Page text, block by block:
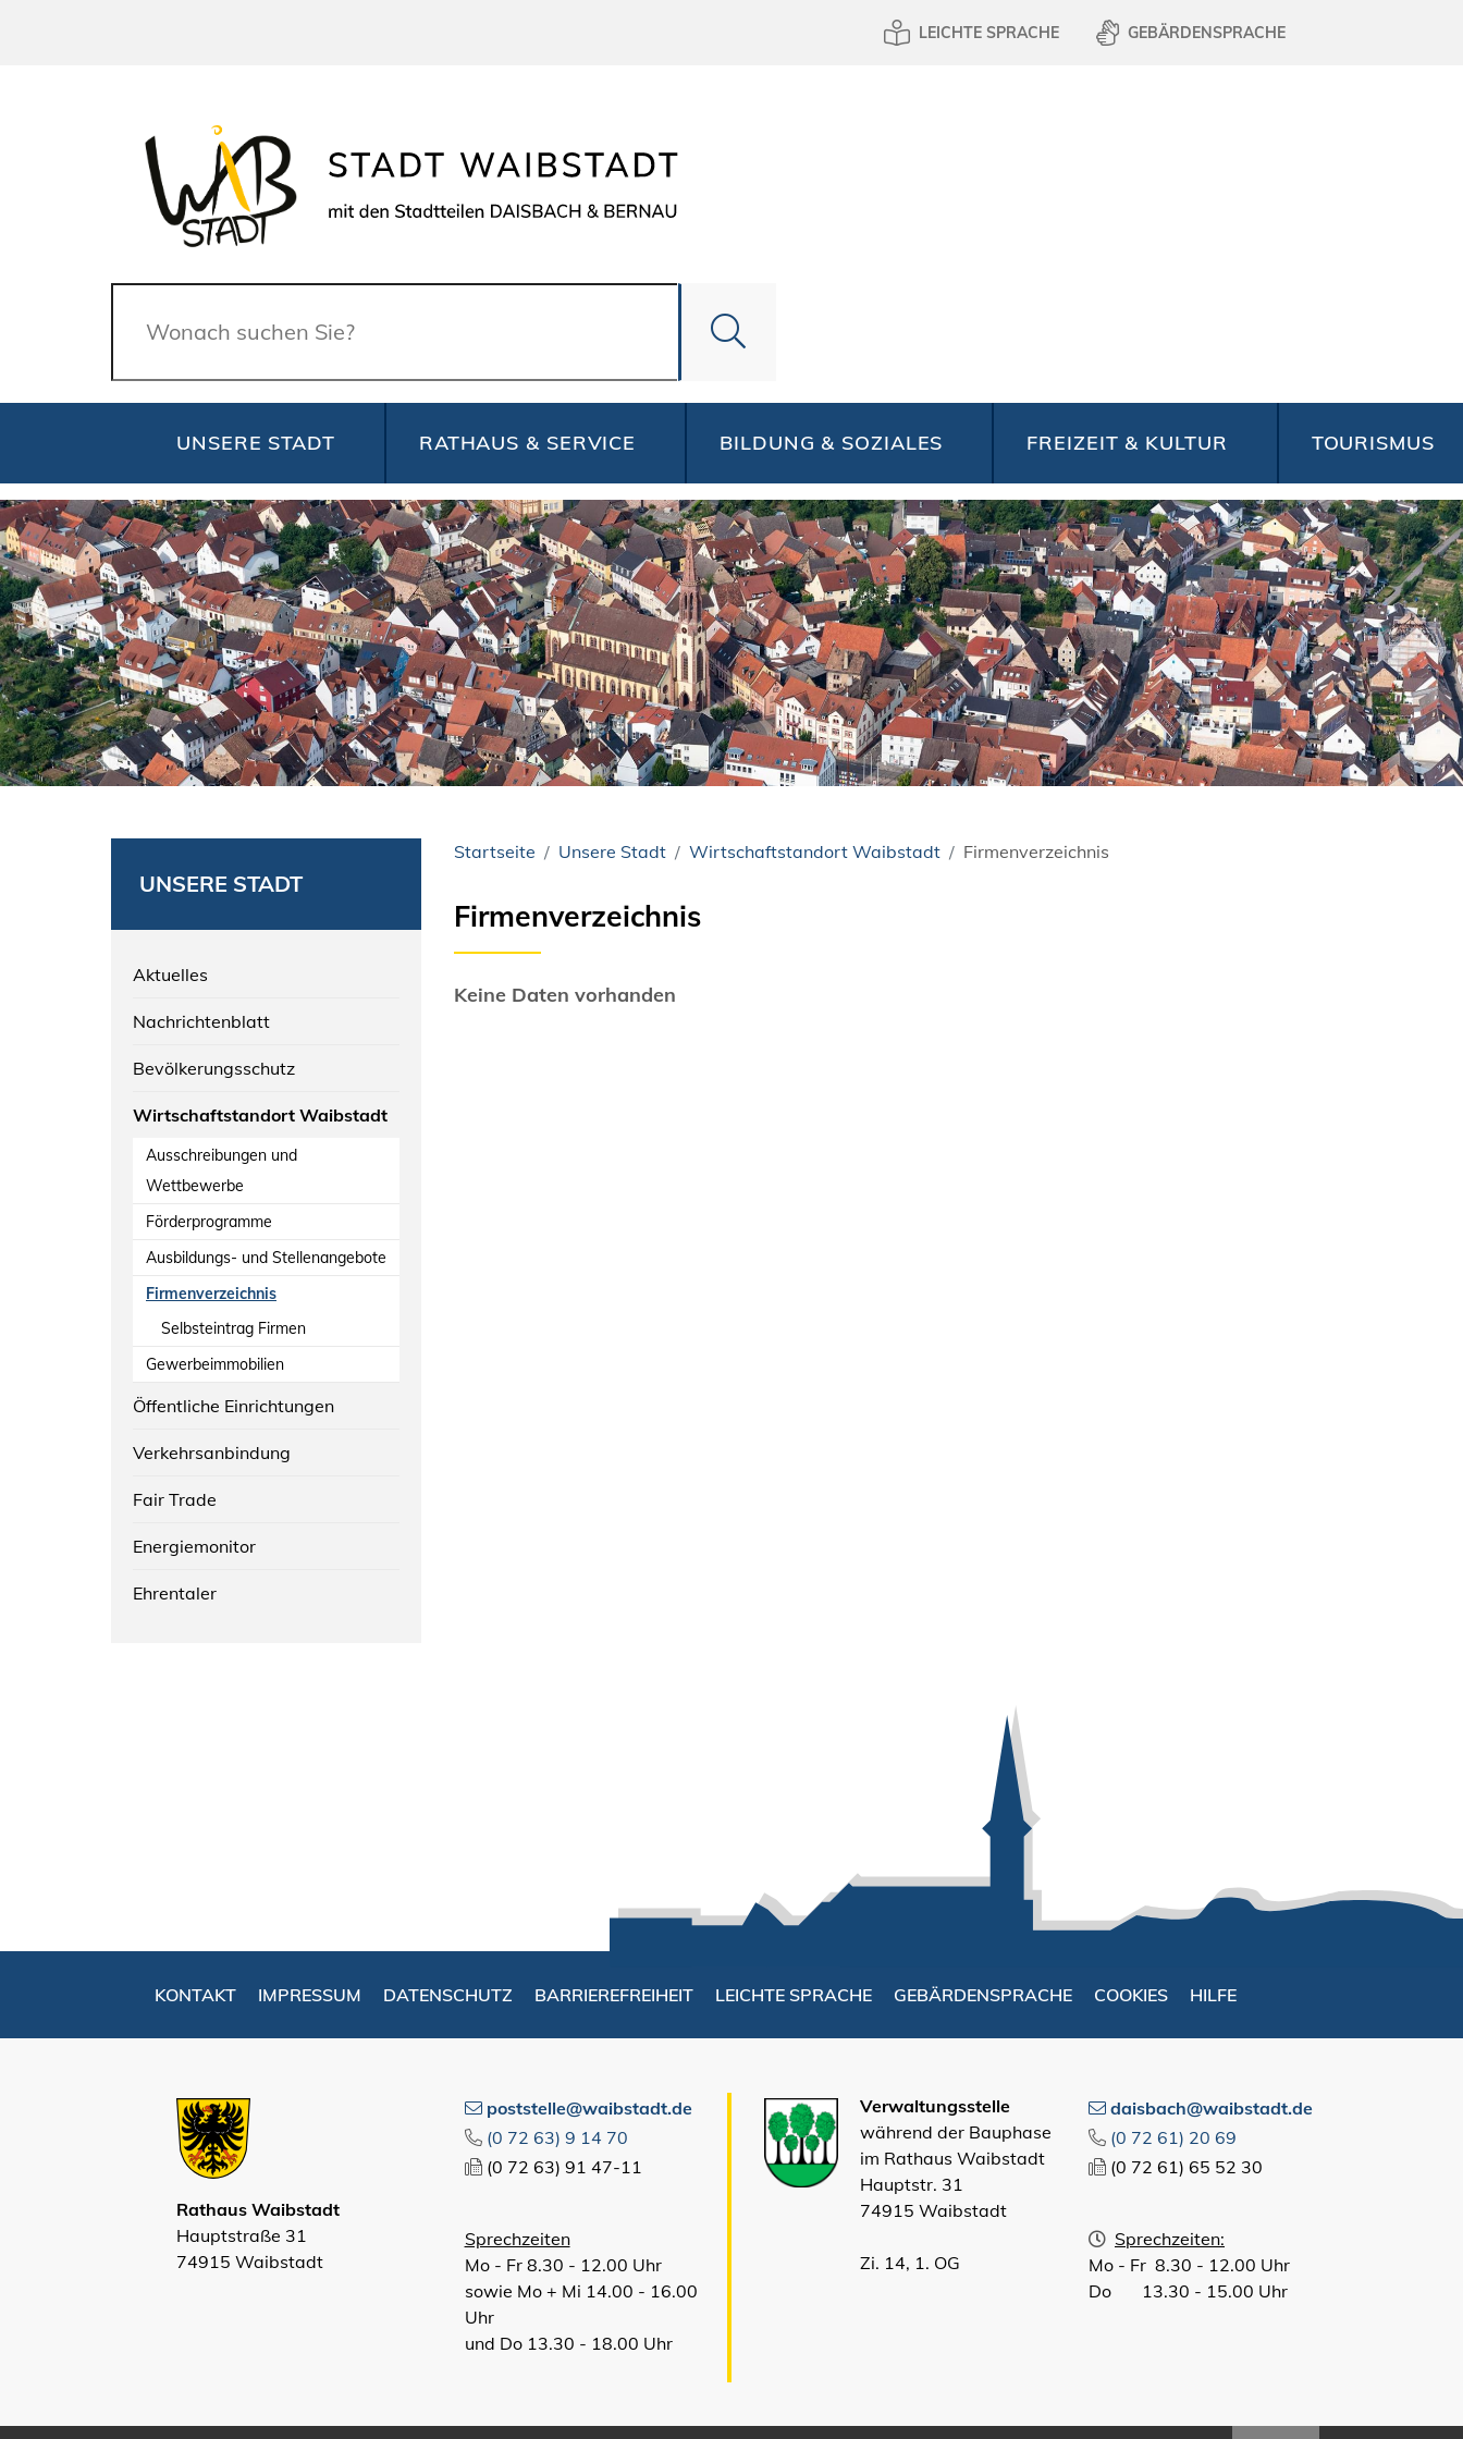
LEICHTE SPRACHE GEBÄRDENSPRACHE
Suche
UNSERE STADT RATHAUS & SERVICE BILDUNG & SOZIALES FREIZEIT & KULTUR TOURISMUS
UNSERE STADT
Aktuelles
Nachrichtenblatt
Bevölkerungsschutz
Wirtschaftstandort Waibstadt
Ausschreibungen und
Wettbewerbe
Förderprogramme
Ausbildungs- und Stellenangebote
Firmenverzeichnis
Selbsteintrag Firmen
Gewerbeimmobilien
Öffentliche Einrichtungen
Verkehrsanbindung
Fair Trade
Energiemonitor
Ehrentaler
Startseite Unsere Stadt Wirtschaftstandort Waibstadt Firmenverzeichnis
Firmenverzeichnis
Keine Daten vorhanden
KONTAKT IMPRESSUM DATENSCHUTZ BARRIEREFREIHEIT LEICHTE SPRACHE GEBÄRDENSPRACHE COOKIES HILFE
Rathaus Waibstadt
Hauptstraße 31
74915 Waibstadt
poststelle@waibstadt.de
(0 72 63) 9 14 70
(0 72 63) 91 47-11
Sprechzeiten
Mo - Fr 8.30 - 12.00 Uhr
sowie Mo + Mi 14.00 - 16.00
Uhr
und Do 13.30 - 18.00 Uhr
Verwaltungsstelle
während der Bauphase
im Rathaus Waibstadt
Hauptstr. 31
74915 Waibstadt
Zi. 14, 1. OG
daisbach@waibstadt.de
(0 72 61) 20 69
(0 72 61) 65 52 30
Sprechzeiten:
Mo - Fr 8.30 - 12.00 Uhr
Do 13.30 - 15.00 Uhr